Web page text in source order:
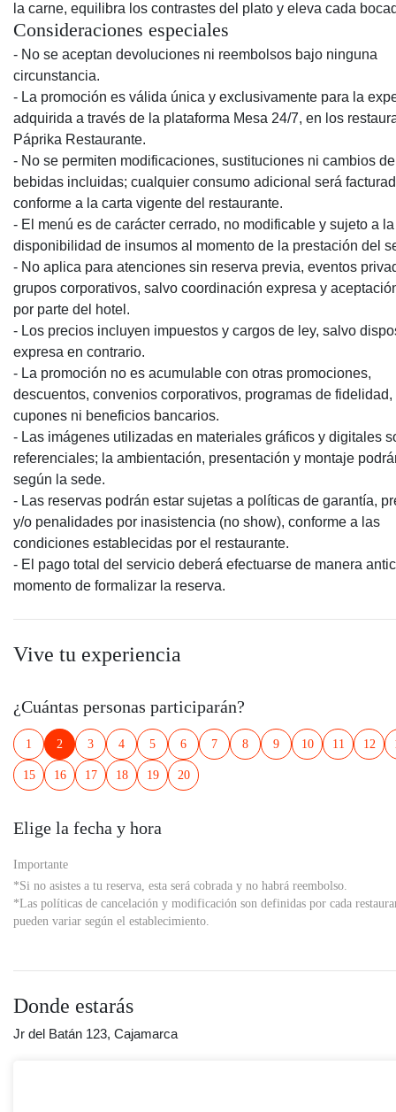
la carne, equilibra los contrastes del plato y eleva cada
Consideraciones especiales
- No se aceptan devoluciones ni reembolsos bajo ninguna
circunstancia.
- La promoción es válida única y exclusivamente para la
adquirida a través de la plataforma Mesa 24/7, en los
Páprika Restaurante.
- No se permiten modificaciones, sustituciones ni cambios
bebidas incluidas; cualquier consumo adicional será
conforme a la carta vigente del restaurante.
- El menú es de carácter cerrado, no modificable y sujeto a la
disponibilidad de insumos al momento de la prestación del
- No aplica para atenciones sin reserva previa, eventos
grupos corporativos, salvo coordinación expresa y
por parte del hotel.
- Los precios incluyen impuestos y cargos de ley, salvo
expresa en contrario.
- La promoción no es acumulable con otras promociones,
descuentos, convenios corporativos, programas de fidelidad,
cupones ni beneficios bancarios.
- Las imágenes utilizadas en materiales gráficos y digitales
referenciales; la ambientación, presentación y montaje
según la sede.
- Las reservas podrán estar sujetas a políticas de garantía,
y/o penalidades por inasistencia (no show), conforme a las
condiciones establecidas por el restaurante.
- El pago total del servicio deberá efectuarse de manera
momento de formalizar la reserva.
Vive tu experiencia
¿Cuántas personas participarán?
1 2 3 4 5 6 7 8 9 10 11 12
15 16 17 18 19 20
Elige la fecha y hora
Importante
*Si no asistes a tu reserva, esta será cobrada y no habrá reembolso.
*Las políticas de cancelación y modificación son definidas por cada
pueden variar según el establecimiento.
Donde estarás
Jr del Batán 123, Cajamarca